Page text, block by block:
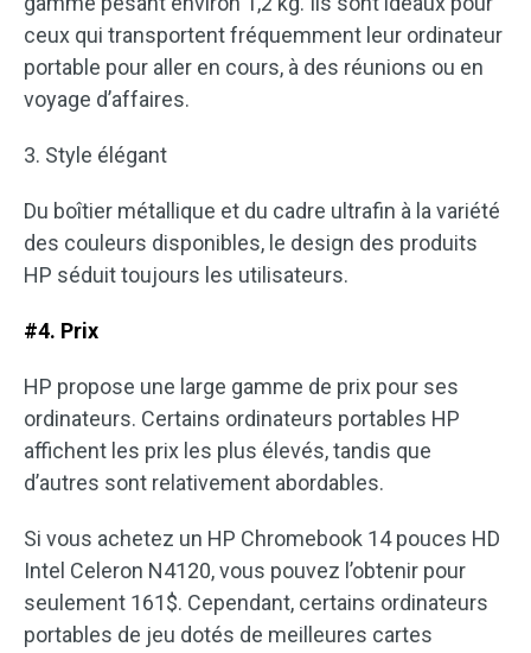
ceux qui transportent fréquemment leur ordinateur
portable pour aller en cours, à des réunions ou en
voyage d’affaires.
3. Style élégant
Du boîtier métallique et du cadre ultrafin à la variété
des couleurs disponibles, le design des produits
HP séduit toujours les utilisateurs.
#4. Prix
HP propose une large gamme de prix pour ses
ordinateurs. Certains ordinateurs portables HP
affichent les prix les plus élevés, tandis que
d’autres sont relativement abordables.
Si vous achetez un HP Chromebook 14 pouces HD
Intel Celeron N4120, vous pouvez l’obtenir pour
seulement 161$. Cependant, certains ordinateurs
portables de jeu dotés de meilleures cartes